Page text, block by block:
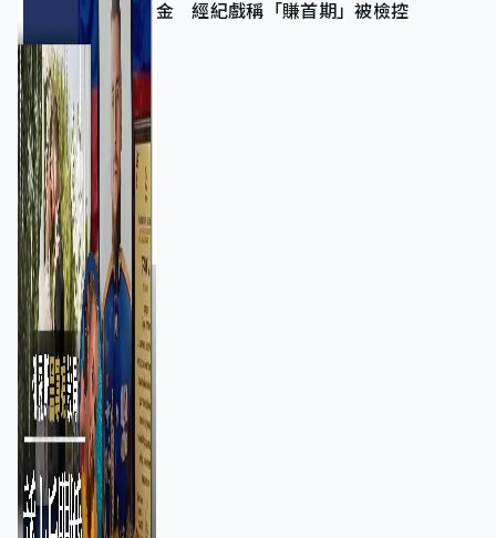
金 經紀戲稱「賺首期」被檢控